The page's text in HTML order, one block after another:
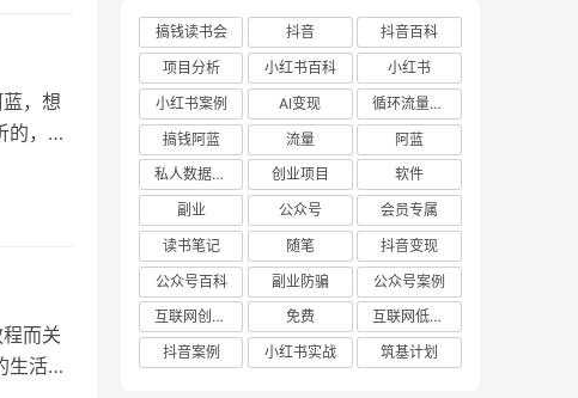
，想
的，可
而关
生活，
搞钱读书会 抖音
抖音百科
项目分析
小红书百科
小红书
小红书案例
AI变现
循环流量实验室
搞钱阿蓝
流量
阿蓝
私人数据库项目
创业项目
软件
副业
公众号
会员专属
读书笔记
随笔
抖音变现
公众号百科
副业防骗
公众号案例
互联网创业项目
免费
互联网低成本创业项目
抖音案例
小红书实战 筑基计划